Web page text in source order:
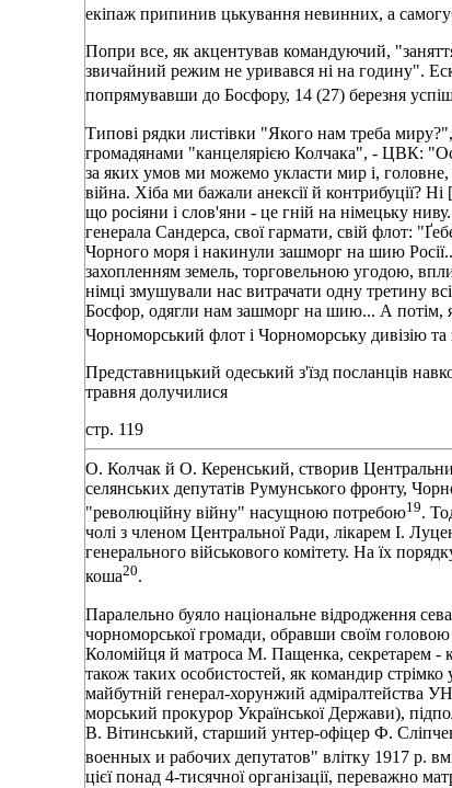
екіпаж припинив цькування невинних, а
Попри все, як акцентував командуючий,
звичайний режим не уривався ні на годину".
попрямувавши до Босфору, 14 (27) березня
Типові рядки листівки "Якого нам треба
громадянами "канцелярією Колчака", - ЦВК:
за яких умов ми можемо укласти мир і,
війна. Хіба ми бажали анексії й контрибуції?
що росіяни і слов'яни - це гній на німецьку
генерала Сандерса, свої гармати, свій флот:
Чорного моря і накинули зашморг на шию
захопленням земель, торговельною угодою,
німці змушували нас витрачати одну третину
Босфор, одягли нам зашморг на шию... А потім,
Чорноморський флот і Чорноморську дивізію
Представницький одеський з'їзд посланців
травня долучилися
стр. 119
О. Колчак й О. Керенський, створив
селянських депутатів Румунського фронту,
"революційну війну" насущною потребою19.
чолі з членом Центральної Ради, лікарем І.
генерального військового комітету. На їх
коша20.
Паралельно буяло національне відродження
чорноморської громади, обравши своїм
Коломійця й матроса М. Пащенка, секретарем -
також таких особистостей, як командир стрімко
майбутній генерал-хорунжий адміралтейства
морський прокурор Української Держави),
В. Вітинський, старший унтер-офіцер Ф.
военных и рабочих депутатов" влітку 1917 р.
цієї понад 4-тисячної організації, переважно